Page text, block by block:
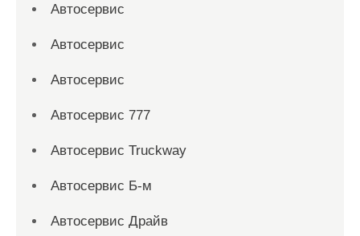
Автосервис
Автосервис
Автосервис
Автосервис 777
Автосервис Truckway
Автосервис Б-м
Автосервис Драйв